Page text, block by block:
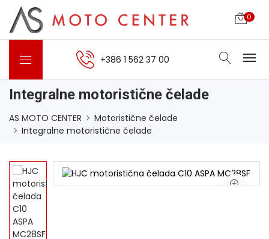
0
+386 1 562 37 00
Integralne motoristične čelade
AS MOTO CENTER
Motoristične čelade
Integralne motoristične čelade